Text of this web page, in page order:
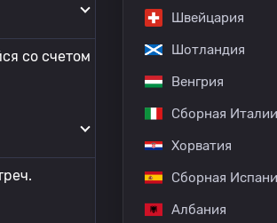
со счетом
Швейцария
Шотландия
Венгрия
Сборная Италии
Хорватия
Сборная
Албания